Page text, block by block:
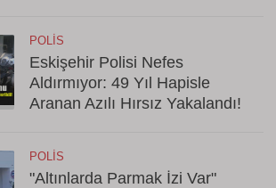
POLIS
Eskişehir Polisi Nefes
Aldırmıyor: 49 Yıl Hapisle
Aranan Azılı Hırsız Yakalandı!
POLIS
"Altınlarda Parmak İzi Var"